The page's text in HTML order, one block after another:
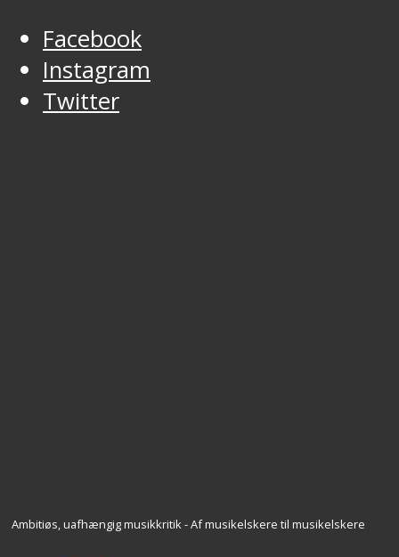
Facebook
Instagram
Twitter
Ambitiøs, uafhængig musikkritik - Af musikelskere til musikelskere